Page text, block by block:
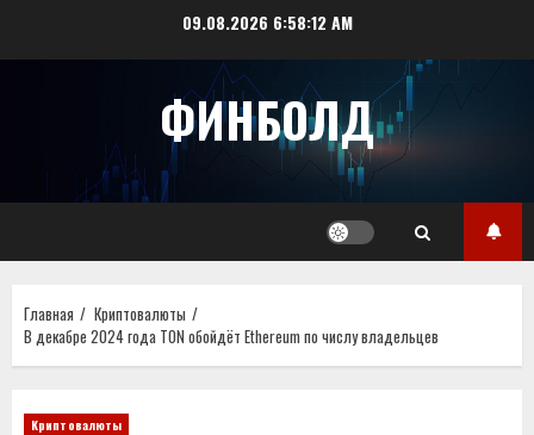
09.08.2026 6:58:13 AM
ФИНБОЛД
Главная
Криптовалюты
В декабре 2024 года TON обойдёт Ethereum по числу владельцев
Криптовалюты